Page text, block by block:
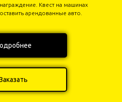
Квест на машинах
арендованные авто.